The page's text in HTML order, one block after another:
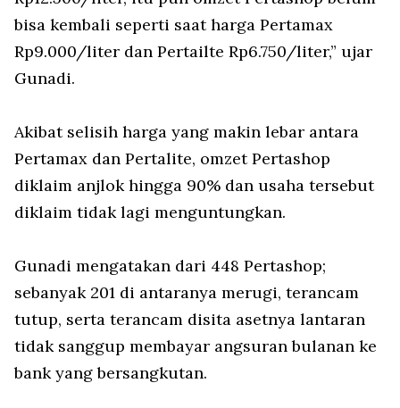
bisa kembali seperti saat harga Pertamax
Rp9.000/liter dan Pertailte Rp6.750/liter,” ujar
Gunadi.
Akibat selisih harga yang makin lebar antara
Pertamax dan Pertalite, omzet Pertashop
diklaim anjlok hingga 90% dan usaha tersebut
diklaim tidak lagi menguntungkan.
Gunadi mengatakan dari 448 Pertashop;
sebanyak 201 di antaranya merugi, terancam
tutup, serta terancam disita asetnya lantaran
tidak sanggup membayar angsuran bulanan ke
bank yang bersangkutan.